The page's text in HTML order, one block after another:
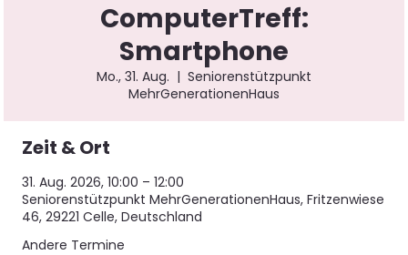
ComputerTreff:
Smartphone
Mo., 31. Aug.
  |
Seniorenstützpunkt
MehrGenerationenHaus
Zeit & Ort
31. Aug. 2026, 10:00 – 12:00
Seniorenstützpunkt MehrGenerationenHaus, Fritzenwiese
46, 29221 Celle, Deutschland
Andere Termine